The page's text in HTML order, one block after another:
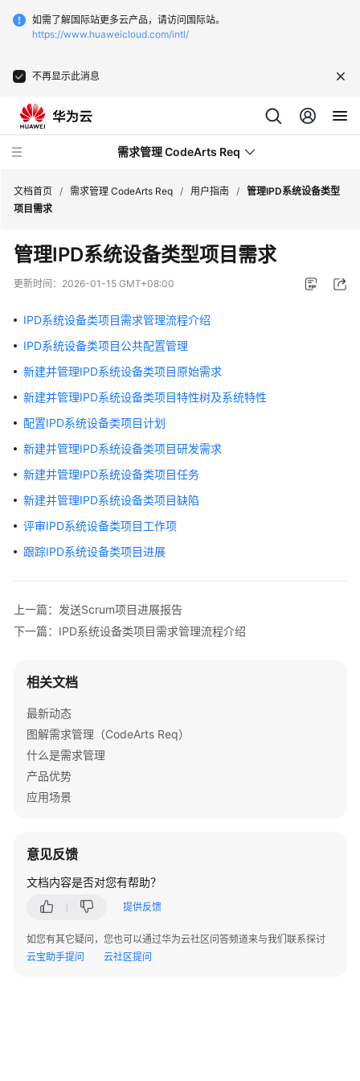
如需了解国际站更多云产品，请访问国际站。
https://www.huaweicloud.com/intl/
不再显示此消息
需求管理 CodeArts Req
新
动
品
介
计
说
明
速
入
用
户
指
需
求
管
(CodeArts
Req)
使
程
购
买
使
用
文档首页 / 需求管理 CodeArts Req / 用户指南 / 管理IPD系统设备类型
项目需求
管理IPD系统设备类型项目需求
更新时间： 2026-01-15 GMT+08:00
IPD系统设备类项目需求管理流程介绍
IPD系统设备类项目公共配置管理
新建并管理IPD系统设备类项目原始需求
新建并管理IPD系统设备类项目特性树及系统特性
配置IPD系统设备类项目计划
新建并管理IPD系统设备类项目研发需求
新建并管理IPD系统设备类项目任务
新建并管理IPD系统设备类项目缺陷
评审IPD系统设备类项目工作项
跟踪IPD系统设备类项目进展
上一篇：发送Scrum项目进展报告
下一篇：IPD系统设备类项目需求管理流程介绍
相关文档
最新动态
图解需求管理（CodeArts Req）
什么是需求管理
产品优势
应用场景
意见反馈
文档内容是否对您有帮助？
提供反馈
如您有其它疑问，您也可以通过华为云社区问答频道来与我们联系探讨
云宝助手提问
云社区提问